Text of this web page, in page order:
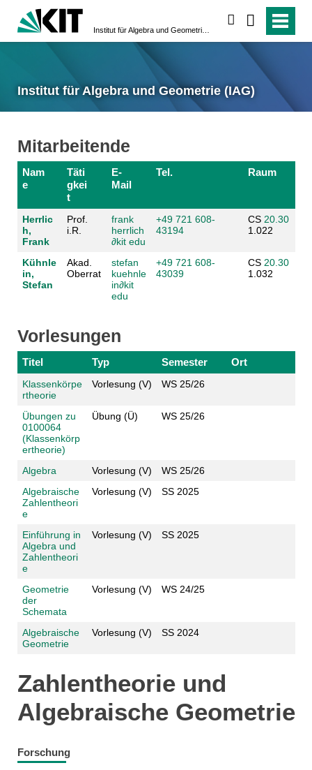
Institut für Algebra und Geometrie (IAG)
Mitarbeitende
Nam
e
Täti
gkei
t
E-
Mail
Tel. Raum
Herrlic
h,
Frank
Prof.
i.R.
frank
herrlich
∂kit edu
+49 721 608-
43194
CS 20.30
1.022
Kühnle
in,
Stefan
Akad.
Oberrat
stefan
kuehnle
in∂kit
edu
+49 721 608-
43039
CS 20.30
1.032
Vorlesungen
Titel Typ Semester Ort
Klassenkörpe
rtheorie
Vorlesung (V) WS 25/26
Übungen zu
0100064
(Klassenkörp
ertheorie)
Übung (Ü) WS 25/26
Algebra Vorlesung (V)
WS 25/26
Algebraische
Zahlentheori
e
Vorlesung (V) SS 2025
Einführung in
Algebra und
Zahlentheori
e
Vorlesung (V) SS 2025
Geometrie
der
Schemata
Vorlesung (V) WS 24/25
Algebraische
Geometrie
Vorlesung (V) SS 2024
Zahlentheorie und
Algebraische Geometrie
Forschung